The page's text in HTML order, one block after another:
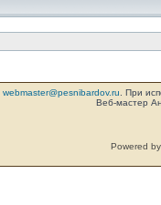
webmaster@pesnibardov.ru . При
Веб-мастер
Powered by